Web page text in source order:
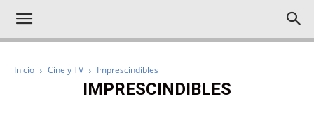
Inicio Cine y TV Imprescindibles
IMPRESCINDIBLES